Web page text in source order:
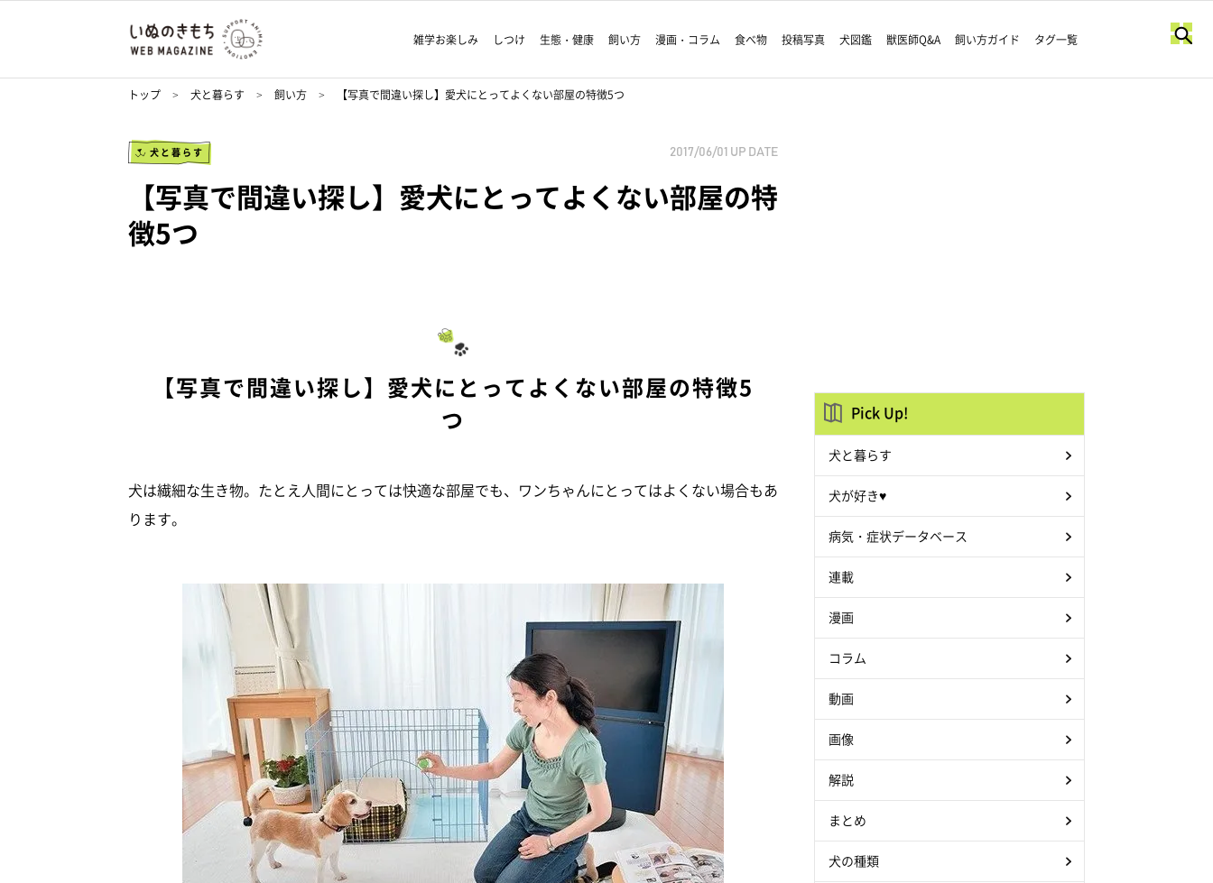
雑学お楽しみ しつけ 生態・健康 飼い方 漫画・コラム 食べ物 投稿写真 犬図鑑 獣医師Q&A 飼い方ガイド タグ一覧
トップ 犬と暮らす 飼い方 【写真で間違い探し】愛犬にとってよくない部屋の特徴5つ
犬と暮らす 2017/06/01 UP DATE
【写真で間違い探し】愛犬にとってよくない部屋の特
徴5つ
【写真で間違い探し】愛犬にとってよくない部屋の特徴5
つ
犬は繊細な生き物。たとえ人間にとっては快適な部屋でも、ワンちゃんにとってはよくない場合もあ
ります。
Pick Up!
犬と暮らす
犬が好き♥
病気・症状データベース
連載
漫画
コラム
動画
画像
解説
まとめ
犬の種類